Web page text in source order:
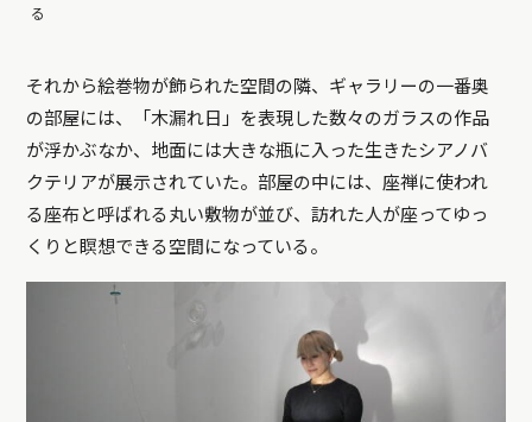
る
それから絵巻物が飾られた空間の隣、ギャラリーの一番奥
の部屋には、「木漏れ日」を表現した数々のガラスの作品
が浮かぶなか、地面には大きな瓶に入った生きたシアノバ
クテリアが展示されていた。部屋の中には、座禅に使われ
る座布と呼ばれる丸い敷物が並び、訪れた人が座ってゆっ
くりと瞑想できる空間になっている。